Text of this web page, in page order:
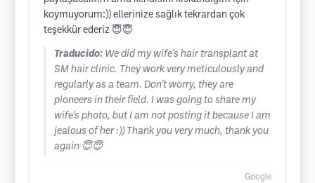
koymuyorum:)) ellerinize sağlık tekrardan çok
teşekkür ederiz 😇😇
Traducido: We did my wife's hair transplant at
SM hair clinic. They work very meticulously and
regularly as a team. Don't worry, they are
pioneers in their field. I was going to share my
wife's photo, but I am not posting it because I am
jealous of her :)) Thank you very much, thank you
again 😇😇
Google